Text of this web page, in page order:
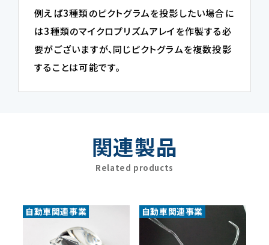
例えば3種類のピクトグラムを投影したい場合に
は3種類のマイクロプリズムアレイを作製する必
要がございますが、同じピクトグラムを複数投影
することは可能です。
関連製品
Related products
自動車関連事業 自動車関連事業